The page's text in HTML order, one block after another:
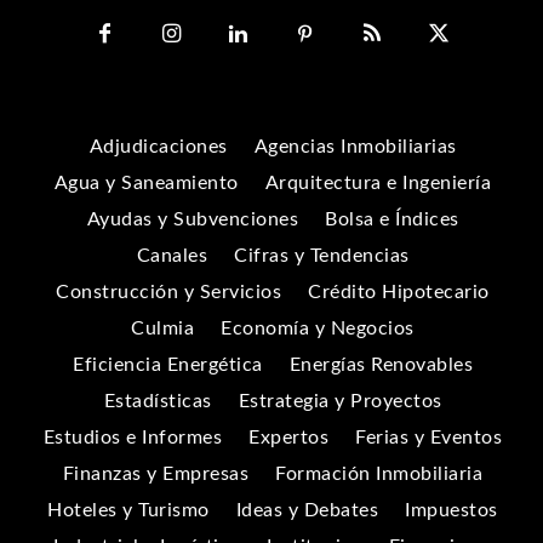
Adjudicaciones
Agencias Inmobiliarias
Agua y Saneamiento
Arquitectura e Ingeniería
Ayudas y Subvenciones
Bolsa e Índices
Canales
Cifras y Tendencias
Construcción y Servicios
Crédito Hipotecario
Culmia
Economía y Negocios
Eficiencia Energética
Energías Renovables
Estadísticas
Estrategia y Proyectos
Estudios e Informes
Expertos
Ferias y Eventos
Finanzas y Empresas
Formación Inmobiliaria
Hoteles y Turismo
Ideas y Debates
Impuestos